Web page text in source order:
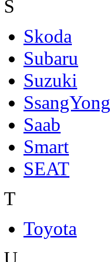
S
Skoda
Subaru
Suzuki
SsangYong
Saab
Smart
SEAT
T
Toyota